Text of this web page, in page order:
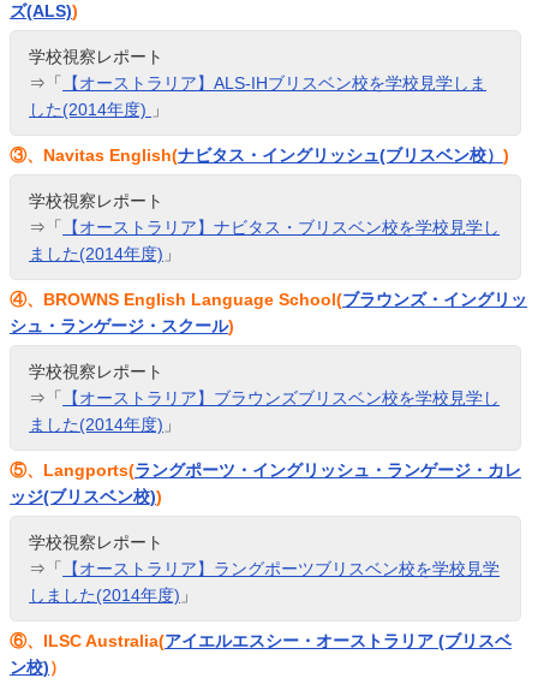
ズ(ALS))
学校視察レポート
⇒「
【オーストラリア】ALS-IHブリスベン校を学校見学しま
した(2014年度)
」
③、Navitas English(ナビタス・イングリッシュ(ブリスベン校）)
学校視察レポート
⇒「
【オーストラリア】ナビタス・ブリスベン校を学校見学し
ました(2014年度) 」
④、BROWNS English Language School(ブラウンズ・イングリッ
シュ・ランゲージ・スクール)
学校視察レポート
⇒「
【オーストラリア】ブラウンズブリスベン校を学校見学し
ました(2014年度) 」
⑤、Langports(ラングポーツ・イングリッシュ・ランゲージ・カレ
ッジ(ブリスベン校))
学校視察レポート
⇒「
【オーストラリア】ラングポーツブリスベン校を学校見学
しました(2014年度) 」
⑥、ILSC Australia(アイエルエスシー・オーストラリア (ブリスベ
ン校)）